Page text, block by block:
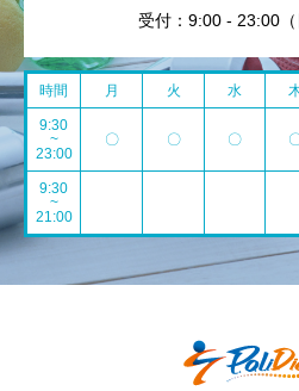
受付：9:00 - 23:00（
時間 月 火 水
9:30
~
23:00
〇 〇 〇
9:30
~
21:00